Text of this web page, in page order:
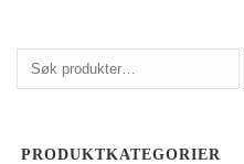
Søk
etter:
PRODUKTKATEGORIER